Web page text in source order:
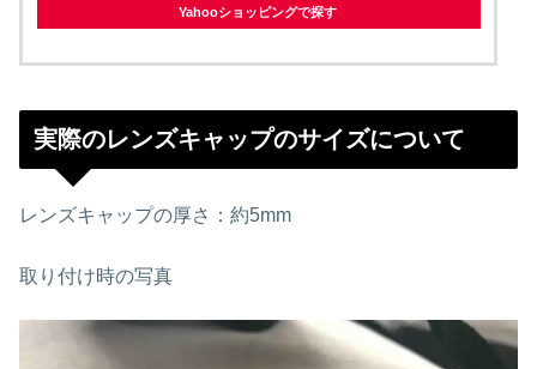
Yahooショッピングで探す
実際のレンズキャップのサイズについて
レンズキャップの厚さ：約5mm
取り付け時の写真